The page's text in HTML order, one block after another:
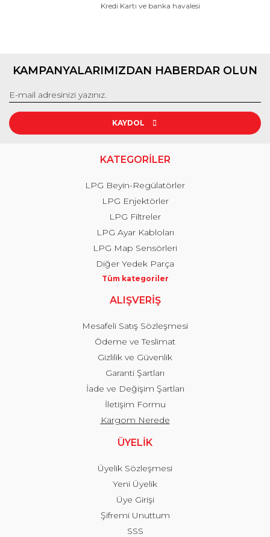
Kredi Kartı ve banka havalesi
KAMPANYALARIMIZDAN HABERDAR OLUN
KAYDOL
KATEGORİLER
LPG Beyin-Regülatörler
LPG Enjektörler
LPG Filtreler
LPG Ayar Kabloları
LPG Map Sensörleri
Diğer Yedek Parça
Tüm kategoriler
ALIŞVERİŞ
Mesafeli Satış Sözleşmesi
Ödeme ve Teslimat
Gizlilik ve Güvenlik
Garanti Şartları
İade ve Değişim Şartları
İletişim Formu
Kargom Nerede
ÜYELİK
Üyelik Sözleşmesi
Yeni Üyelik
Üye Girişi
Şifremi Unuttum
SSS